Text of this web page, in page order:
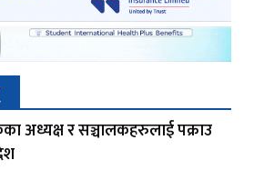
अध्यक्ष र सञ्चालकहरुलाई पक्राउ